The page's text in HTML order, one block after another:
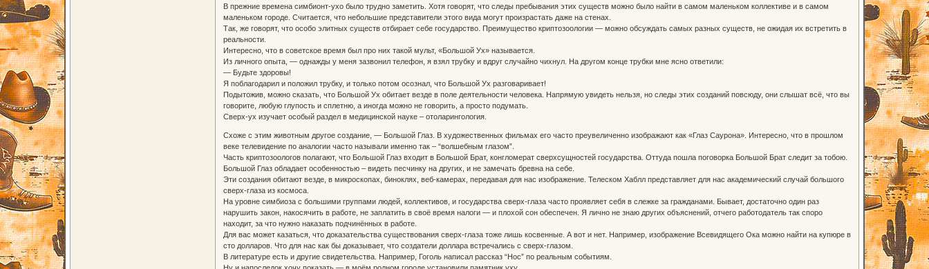
В прежние времена симбионт-ухо было трудно заметить. Хотя говорят, что следы пребывания этих существ можно было найти в самом маленьком коллективе и в самом
маленьком городе. Считается, что небольшие представители этого вида могут произрастать даже на стенах.
Так, же говорят, что особо элитных существ отбирает себе государство. Преимущество криптозоологии — можно обсуждать самых разных существ, не ожидая их встретить в
реальности.
Интересно, что в советское время был про них такой мульт, «Большой Ух» называется.
Из личного опыта, — однажды у меня зазвонил телефон, я взял трубку и вдруг случайно чихнул. На другом конце трубки мне ясно ответили:
— Будьте здоровы!
Я поблагодарил и положил трубку, и только потом осознал, что Большой Ух разговаривает!
Подытожив, можно сказать, что Большой Ух обитает везде в поле деятельности человека. Напрямую увидеть нельзя, но следы этих созданий повсюду, они слышат всё, что вы
говорите, любую глупость и сплетню, а иногда можно не говорить, а просто подумать.
Сверх-ух изучает особый раздел в медицинской науке – отоларингология.
Схоже с этим животным другое создание, — Большой Глаз. В художественных фильмах его часто преувеличенно изображают как «Глаз Саурона». Интересно, что в прошлом
веке телевидение по аналогии часто называли именно так – “волшебным глазом”.
Часть криптозоологов полагают, что Большой Глаз входит в Большой Брат, конгломерат сверхсущностей государства. Оттуда пошла поговорка Большой Брат следит за тобою.
Большой Глаз обладает особенностью – видеть песчинку на других, и не замечать бревна на себе.
Эти создания обитают везде, в микроскопах, биноклях, веб-камерах, передавая для нас изображение. Телеском Хаблл представляет для нас академический случай большого
сверх-глаза из космоса.
На уровне симбиоза с большими группами людей, коллективов, и государства сверх-глаза часто проявляет себя в слежке за гражданами. Бывает, достаточно один раз
нарушить закон, накосячить в работе, не заплатить в своё время налоги — и плохой сон обеспечен. Я лично не знаю других объяснений, отчего работодатель так споро
находит, за что нужно наказать подчинённых в работе.
Для вас может казаться, что доказательства существования сверх-глаза тоже лишь косвенные. А вот и нет. Например, изображение Всевидящего Ока можно найти на купюре в
сто долларов. Что для нас как бы доказывает, что создатели доллара встречались с сверх-глазом.
В литературе есть и другие свидетельства. Например, Гоголь написал рассказ “Нос” по реальным событиям.